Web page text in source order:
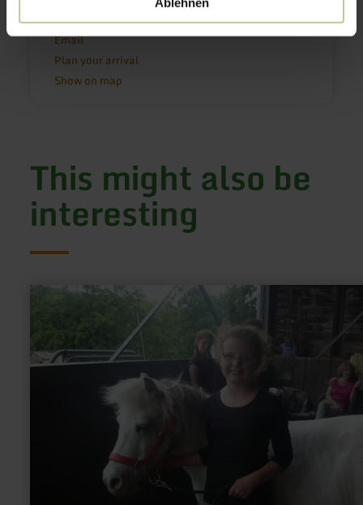
+49 6591 3888
Email
Plan your arrival
Show on map
This might also be
interesting
learn
Eifel-
Reitzentrum